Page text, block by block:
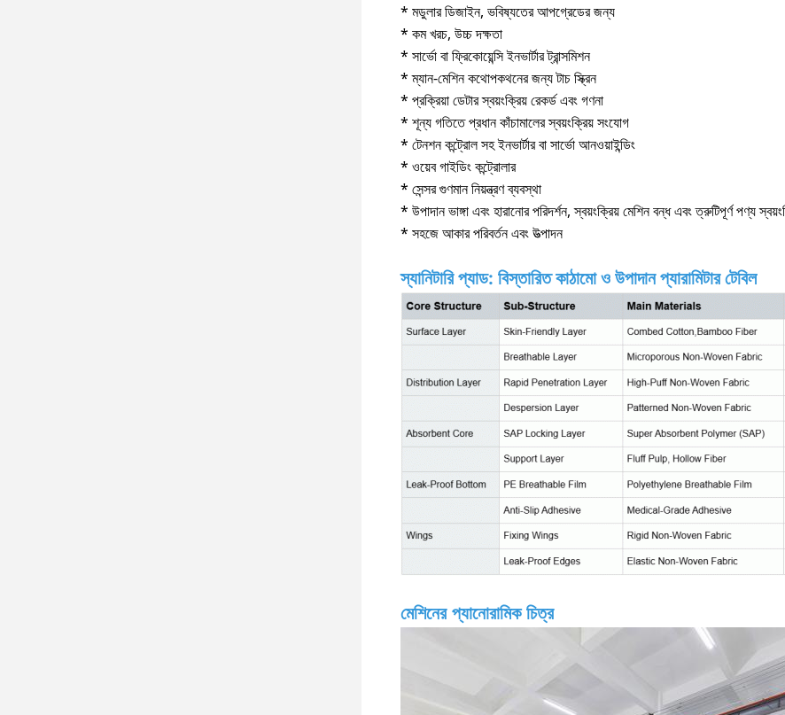
* মডুলার ডিজাইন, ভবিষ্যতের আপগ্রেডের জন্য
* কম খরচ, উচ্চ দক্ষতা
* সার্ভো বা ফ্রিকোয়েন্সি ইনভার্টার ট্রান্সমিশন
* ম্যান-মেশিন কথোপকথনের জন্য টাচ স্ক্রিন
* প্রক্রিয়া ডেটার স্বয়ংক্রিয় রেকর্ড এবং গণনা
* শূন্য গতিতে প্রধান কাঁচামালের স্বয়ংক্রিয় সংযোগ
* টেনশন কন্ট্রোল সহ ইনভার্টার বা সার্ভো আনওয়াইন্ডিং
* ওয়েব গাইডিং কন্ট্রোলার
* সেন্সর গুণমান নিয়ন্ত্রণ ব্যবস্থা
* উপাদান ভাঙ্গা এবং হারানোর পরিদর্শন, স্বয়ংক্রিয় মেশিন বন্ধ এবং ত্রুটিপূর্ণ পণ্য
* সহজে আকার পরিবর্তন এবং উত্পাদন
স্যানিটারি প্যাড: বিস্তারিত কাঠামো ও উপাদান প্যারামিটার টেবিল
মেশিনের প্যানোরামিক চিত্র